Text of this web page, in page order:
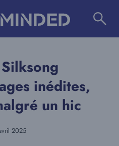
inédites,
un hic
2025